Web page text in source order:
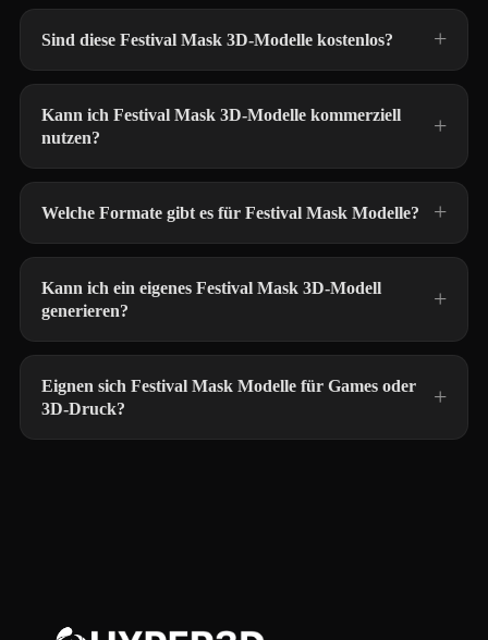
Sind diese Festival Mask 3D-Modelle kostenlos?
Kann ich Festival Mask 3D-Modelle kommerziell
nutzen?
Welche Formate gibt es für Festival Mask Modelle?
Kann ich ein eigenes Festival Mask 3D-Modell
generieren?
Eignen sich Festival Mask Modelle für Games oder
3D-Druck?